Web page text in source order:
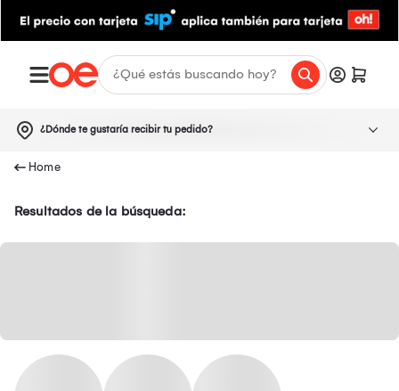
¿Dónde te gustaría recibir tu pedido?
Resultados de la búsqueda: